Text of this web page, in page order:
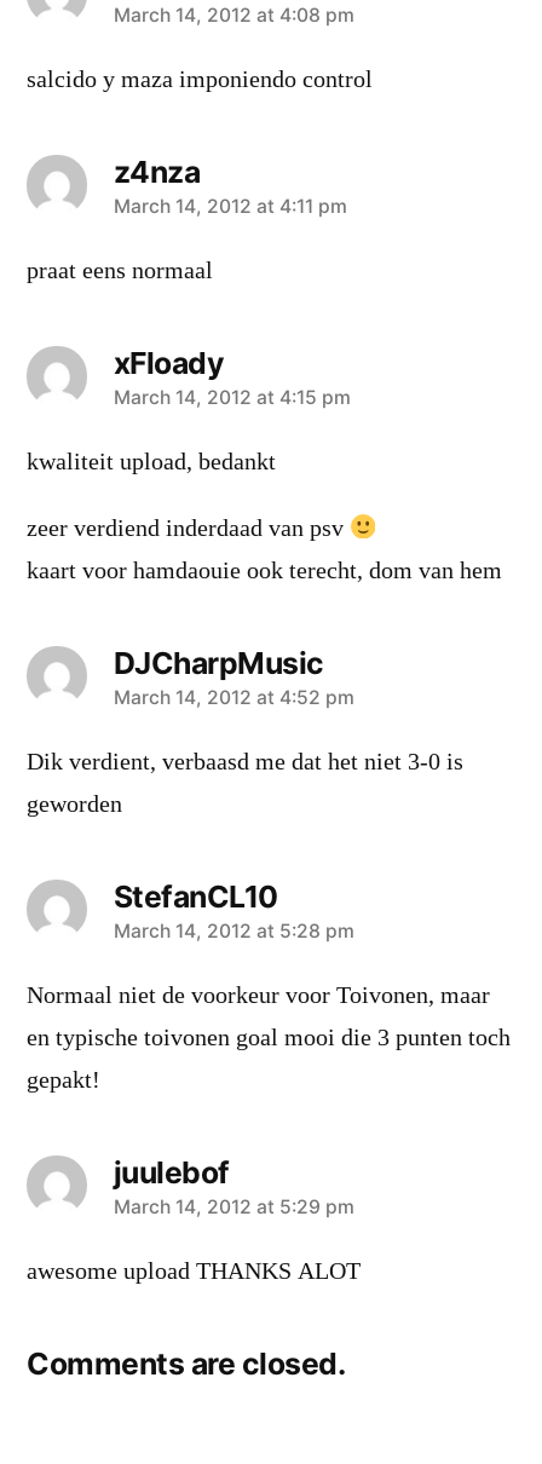
says:
March 14, 2012 at 4:08 pm
salcido y maza imponiendo control
z4nza
says:
March 14, 2012 at 4:11 pm
praat eens normaal
xFloady
says:
March 14, 2012 at 4:15 pm
kwaliteit upload, bedankt
zeer verdiend inderdaad van psv
kaart voor hamdaouie ook terecht, dom van hem
DJCharpMusic
says:
March 14, 2012 at 4:52 pm
Dik verdient, verbaasd me dat het niet 3-0 is
geworden
StefanCL10
says:
March 14, 2012 at 5:28 pm
Normaal niet de voorkeur voor Toivonen, maar
en typische toivonen goal mooi die 3 punten toch
gepakt!
juulebof
says:
March 14, 2012 at 5:29 pm
awesome upload THANKS ALOT
Comments are closed.